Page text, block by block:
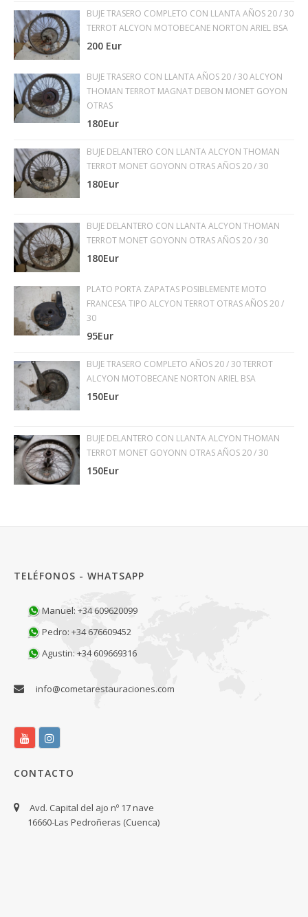
BUJE TRASERO COMPLETO CON LLANTA AÑOS 20 / 30
TERROT ALCYON MOTOBECANE NORTON ARIEL BSA
200 Eur
BUJE TRASERO CON LLANTA AÑOS 20 / 30 ALCYON
THOMAN TERROT MAGNAT DEBON MONET GOYON
OTRAS
180Eur
BUJE DELANTERO CON LLANTA ALCYON THOMAN
TERROT MONET GOYONN OTRAS AÑOS 20 / 30
180Eur
BUJE DELANTERO CON LLANTA ALCYON THOMAN
TERROT MONET GOYONN OTRAS AÑOS 20 / 30
180Eur
PLATO PORTA ZAPATAS POSIBLEMENTE MOTO
FRANCESA TIPO ALCYON TERROT OTRAS AÑOS 20 /
30
95Eur
BUJE TRASERO COMPLETO AÑOS 20 / 30 TERROT
ALCYON MOTOBECANE NORTON ARIEL BSA
150Eur
BUJE DELANTERO CON LLANTA ALCYON THOMAN
TERROT MONET GOYONN OTRAS AÑOS 20 / 30
150Eur
TELÉFONOS - WHATSAPP
Manuel: +34 609620099
Pedro: +34 676609452
Agustin: +34 609669316
info@cometarestauraciones.com
CONTACTO
Avd. Capital del ajo nº 17 nave
16660-Las Pedroñeras (Cuenca)